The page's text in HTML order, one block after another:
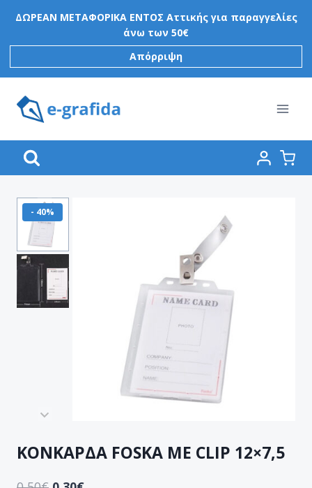
ΔΩΡΕΑΝ ΜΕΤΑΦΟΡΙΚΑ ΕΝΤΟΣ Αττικής για παραγγελίες
άνω των 50€
Απόρριψη
- 40%
ΚΟΝΚΑΡΔΑ FOSKA ME CLIP 12×7,5